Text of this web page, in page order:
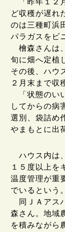
「昨年１２
ど収穫が遅れ
のは三種町浜
パラガスをビ
檜森さんは
旬に畑へ定植
その後、ハウ
２月末まで収
「状態のい
してからの病
選別、袋詰め
やまもとに出
ハウス内は
１５度以上を
温度管理が重
でいるという。
同ＪＡアス
森さん。地域
を積みながら